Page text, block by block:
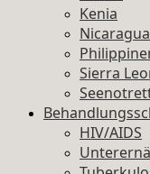
Kenia
Nicaragua
Sierra
HIV/AIDS